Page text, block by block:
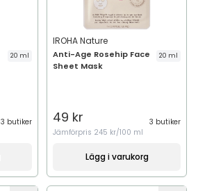
20 ml
3 butiker
IROHA Nature
Anti-Age Rosehip Face
Sheet Mask
20 ml
49 kr
3 butiker
Jämförpris 245 kr/100 ml
Lägg i varukorg